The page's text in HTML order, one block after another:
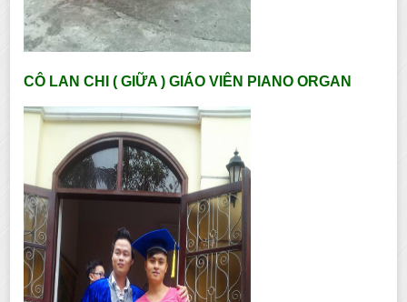
CÔ LAN CHI ( GIỮA ) GIÁO VIÊN PIANO ORGAN